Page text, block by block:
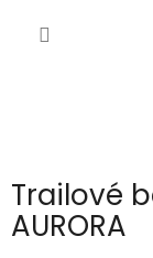
Trailové
AURORA